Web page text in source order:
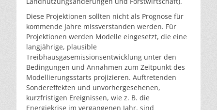
Diese Projektionen sollten nicht als Prognose für
kommende Jahre missverstanden werden. Für
Projektionen werden Modelle eingesetzt, die eine
langjährige, plausible
Treibhausgasemissionsentwicklung unter den
Bedingungen und Annahmen zum Zeitpunkt des
Modellierungsstarts projizieren. Auftretenden
Sondereffekten und unvorhergesehenen,
kurzfristigen Ereignissen, wie z. B. die
Energiekrise im vergangenen Jahr, sind